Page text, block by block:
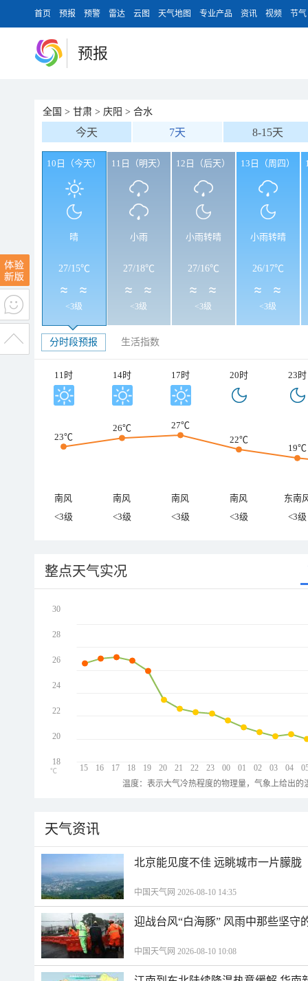
首页 预报 预警 雷达 云图 天气地图 专业产品 资讯 视频 节气
预报
全国 > 甘肃 > 庆阳 > 合水
今天 7天 8-15天
10日（今天）
晴
27/15℃
<3级
11日（明天）
小雨
27/18℃
<3级
12日（后天）
小雨转晴
27/16℃
<3级
13日（周四）
小雨转晴
26/17℃
<3级
分时段预报 生活指数
11时 14时 17时 20时 23时
23℃
26℃
27℃
22℃
19℃
南风 南风 南风 南风
东南
<3级
<3级 <3级 <3级 <3级
整点天气实况
15 16 17 18 19 20 21 22 23 00 01 02 03 04
30
28
26
24
22
20
18
℃
温度：表示大气冷热程度的物理量，气象上给出
天气资讯
北京能见度不佳 远眺城市一片朦胧
中国天气网 2026-08-10 14:35
迎战台风“白海豚” 风雨中那些坚守
中国天气网 2026-08-10 10:08